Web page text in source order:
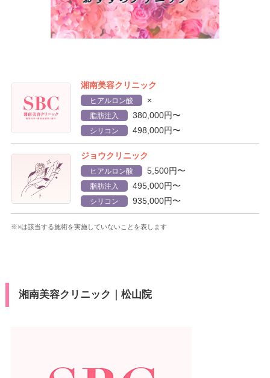
湘南美容クリニック
ヒアルロン酸 ×
脂肪注入 380,000円〜
シリコン 498,000円〜
ジョウクリニック
ヒアルロン酸 5,500円〜
脂肪注入 495,000円〜
シリコン 935,000円〜
※×は該当する施術を実施していないことを表します
湘南美容クリニック｜松山院